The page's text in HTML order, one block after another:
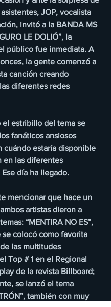
JOP, vocalista
invitó a la BANDA MS
LE DOLIÓ”, la
público fue inmediata. A
la gente comenzó a
canción creando
diferentes redes
el estribillo del tema se
fanáticos ansiosos
cuándo estaría disponible
en las diferentes
día ha llegado.
mencionar que hace un
artistas dieron a
“MENTIRA NO ES”,
se colocó como favorita
las multitudes
Top # 1 en el Regional
de la revista Billboard;
se lanzó el tema
también con muy